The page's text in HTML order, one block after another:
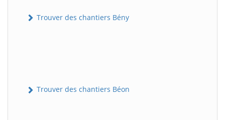
Trouver des chantiers Bény
Trouver des chantiers Béon